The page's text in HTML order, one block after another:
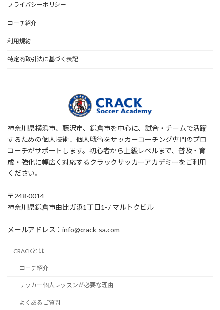
プライバシーポリシー
コーチ紹介
利用規約
特定商取引法に基づく表記
神奈川県横浜市、藤沢市、鎌倉市を中心に、試合・チームで活躍
するための個人技術、個人戦術をサッカーコーチング専門のプロ
コーチがサポートします。初心者から上級レベルまで、普及・育
成・強化に幅広く対応するクラックサッカーアカデミーをご利用
ください。
〒248-0014
神奈川県鎌倉市由比ガ浜1丁目1-7 マルトクビル
メールアドレス：info@crack-sa.com
CRACKとは
コーチ紹介
サッカー個人レッスンが必要な理由
よくあるご質問